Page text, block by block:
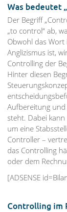
Was bedeutet
Der Begriff
„to control“ ab,
Obwohl das
Anglizismus ist,
Controlling der
Hinter diesen
Aufbereitung und
steht. Dabei
um eine
Controller –
das Controlling
oder dem
[ADSENSE
Controlling im